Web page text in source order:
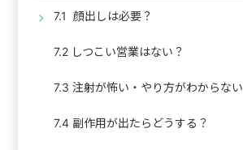
7.1 顔出しは必要？
7.2 しつこい営業はない？
7.3 注射が怖い・やり方がわからない
7.4 副作用が出たらどうする？